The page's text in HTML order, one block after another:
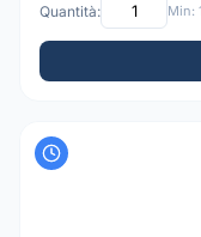
Quantità: Min: